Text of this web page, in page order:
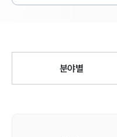
분야별